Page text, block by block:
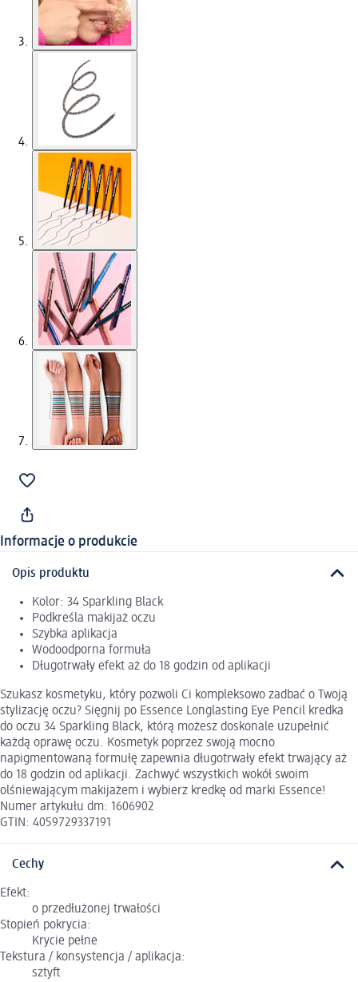
Informacje o produkcie
Opis produktu
Kolor: 34 Sparkling Black
Podkreśla makijaż oczu
Szybka aplikacja
Wodoodporna formuła
Długotrwały efekt aż do 18 godzin od aplikacji
Szukasz kosmetyku, który pozwoli Ci kompleksowo zadbać o Twoją
stylizację oczu? Sięgnij po Essence Longlasting Eye Pencil kredka
do oczu 34 Sparkling Black, którą możesz doskonale uzupełnić
każdą oprawę oczu. Kosmetyk poprzez swoją mocno
napigmentowaną formułę zapewnia długotrwały efekt trwający aż
do 18 godzin od aplikacji. Zachwyć wszystkich wokół swoim
olśniewającym makijażem i wybierz kredkę od marki Essence!
Numer artykułu dm: 1606902
GTIN: 4059729337191
Cechy
Efekt:
o przedłużonej trwałości
Stopień pokrycia:
Krycie pełne
Tekstura / konsystencja / aplikacja:
sztyft